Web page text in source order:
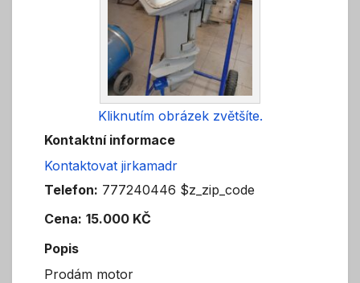
Kliknutím obrázek zvětšíte.
Kontaktní informace
Kontaktovat jirkamadr
Telefon: 777240446 $z_zip_code
Cena: 15.000 KČ
Popis
Prodám motor